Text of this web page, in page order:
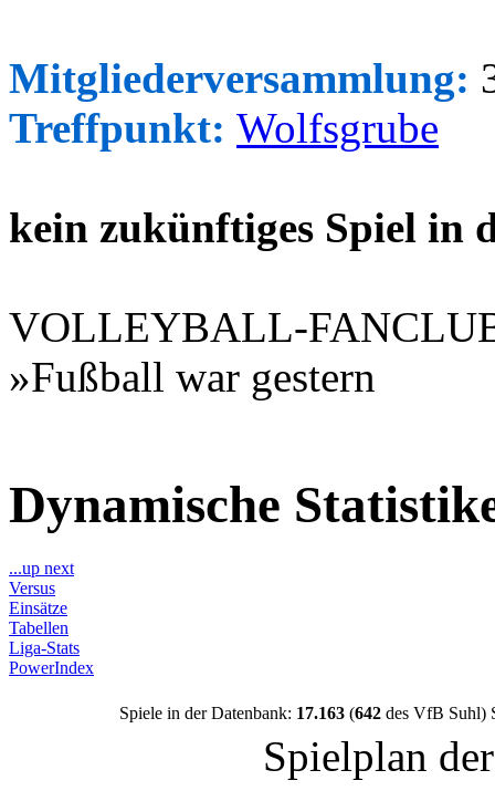
Mitgliederversammlung:
Treffpunkt: Wolfsgrube
kein zukünftiges Spiel in
VOLLEYBALL-
»Fußball war gestern
Dynamische
...up next
Versus
Einsätze
Tabellen
Liga-Stats
PowerIndex
Spiele in der Datenbank: 17.163(642des VfB Suhl)
Spielplan